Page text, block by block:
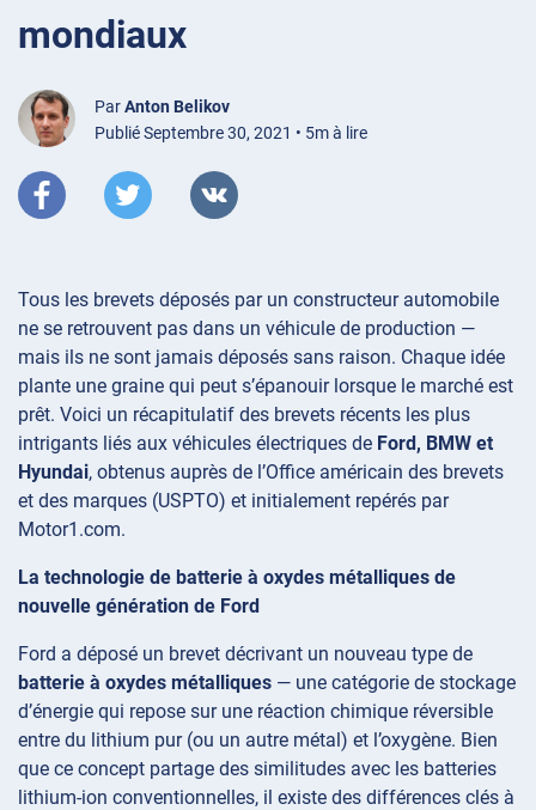
mondiaux
ParAnton Belikov
Publié Septembre 30, 2021 • 5m à lire
Tous les brevets déposés par un constructeur automobile
ne se retrouvent pas dans un véhicule de production —
mais ils ne sont jamais déposés sans raison. Chaque idée
plante une graine qui peut s’épanouir lorsque le marché est
prêt. Voici un récapitulatif des brevets récents les plus
intrigants liés aux véhicules électriques de Ford, BMW et
Hyundai, obtenus auprès de l’Office américain des brevets
et des marques (USPTO) et initialement repérés par
Motor1.com.
La technologie de batterie à oxydes métalliques de
nouvelle génération de Ford
Ford a déposé un brevet décrivant un nouveau type de
batterie à oxydes métalliques — une catégorie de stockage
d’énergie qui repose sur une réaction chimique réversible
entre du lithium pur (ou un autre métal) et l’oxygène. Bien
que ce concept partage des similitudes avec les batteries
lithium-ion conventionnelles, il existe des différences clés à